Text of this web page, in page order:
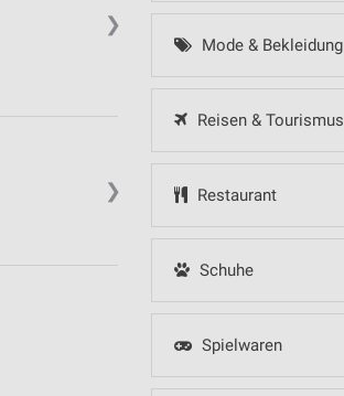
Mode & Bekleidung
Reisen & Tourismus
Restaurant
Schuhe
Spielwaren
❯
❯